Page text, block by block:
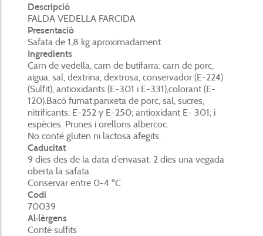
Descripció
FALDA VEDELLA FARCIDA
Presentació
Safata de 1,8 kg aproximadament.
Ingredients
Carn de vedella, carn de butifarra: carn de porc,
aigua, sal, dextrina, dextrosa, conservador (E-224)
(Sulfit), antioxidants (E-301 i E-331),colorant (E-
120).Bacó fumat:panxeta de porc, sal, sucres,
nitrificants: E-252 y E-250; antioxidant E- 301; i
espècies. Prunes i orellons albercoc.
No conté gluten ni lactosa afegits.
Caducitat
9 dies des de la data d’envasat. 2 dies una vegada
oberta la safata.
Conservar entre 0-4 ºC
Codi
70039
Al·lèrgens
Conté sulfits